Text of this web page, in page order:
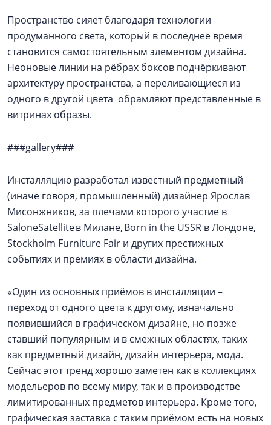
Пространство сияет благодаря технологии
продуманного света, который в последнее время
становится самостоятельным элементом дизайна.
Неоновые линии на рёбрах боксов подчёркивают
архитектуру пространства, а переливающиеся из
одного в другой цвета обрамляют представленные в
витринах образы.
###gallery###
Инсталляцию разработал известный предметный
(иначе говоря, промышленный) дизайнер Ярослав
Мисонжников, за плечами которого участие в
SaloneSatellite в Милане, Born in the USSR в Лондоне,
Stockholm Furniture Fair и других престижных
событиях и премиях в области дизайна.
«Один из основных приёмов в инсталляции –
переход от одного цвета к другому, изначально
появившийся в графическом дизайне, но позже
ставший популярным и в смежных областях, таких
как предметный дизайн, дизайн интерьера, мода.
Сейчас этот тренд хорошо заметен как в коллекциях
модельеров по всему миру, так и в производстве
лимитированных предметов интерьера. Кроме того,
графическая заставка с таким приёмом есть на новых